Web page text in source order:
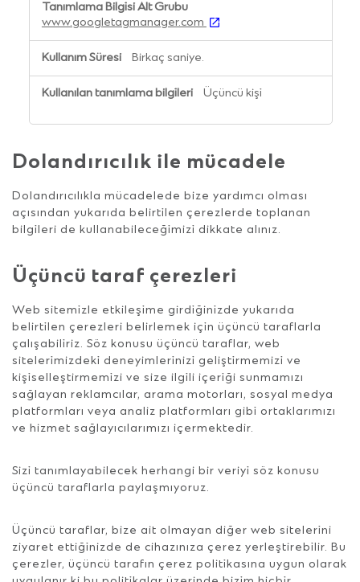
www.googletagmanager.com
Birkaç saniye.
Üçüncü kişi
Dolandırıcılık ile mücadele
Dolandırıcılıkla mücadelede bize yardımcı olması
açısından yukarıda belirtilen çerezlerde toplanan
bilgileri de kullanabileceğimizi dikkate alınız.
Üçüncü taraf çerezleri
Web sitemizle etkileşime girdiğinizde yukarıda
belirtilen çerezleri belirlemek için üçüncü taraflarla
çalışabiliriz. Söz konusu üçüncü taraflar, web
sitelerimizdeki deneyimlerinizi geliştirmemizi ve
kişiselleştirmemizi ve size ilgili içeriği sunmamızı
sağlayan reklamcılar, arama motorları, sosyal medya
platformları veya analiz platformları gibi ortaklarımızı
ve hizmet sağlayıcılarımızı içermektedir.
Sizi tanımlayabilecek herhangi bir veriyi söz konusu
üçüncü taraflarla paylaşmıyoruz.
Üçüncü taraflar, bize ait olmayan diğer web sitelerini
ziyaret ettiğinizde de cihazınıza çerez yerleştirebilir. Bu
çerezler, üçüncü tarafın çerez politikasına uygun olarak